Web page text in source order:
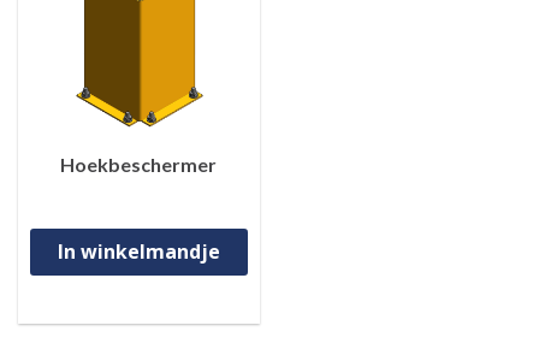
Hoekbeschermer
In winkelmandje